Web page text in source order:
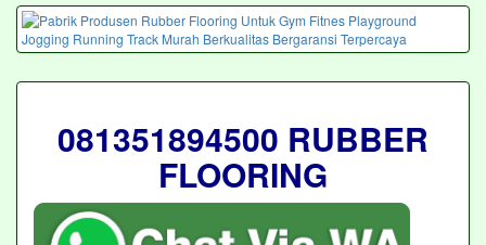
081351894500 RUBBER
FLOORING